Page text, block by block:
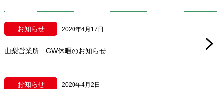
お知らせ 2020年4月17日
山梨営業所 GW休暇のお知らせ
お知らせ 2020年4月2日